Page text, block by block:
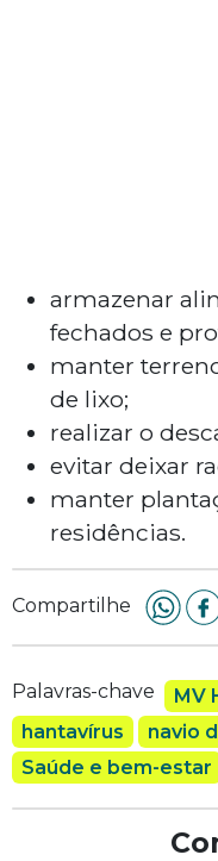
armazenar
fechados e
manter
de lixo;
realizar o
evitar deixar
manter
residências.
Compartilhe
Palavras-chave MV
hantavírus
navio
Saúde e bem-estar